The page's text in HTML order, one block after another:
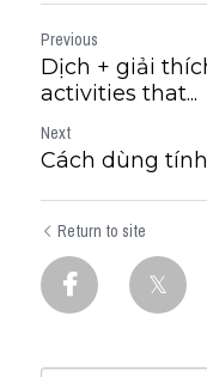
Previous
Dịch + giải
activities that...
Next
Cách dùng
Return to site